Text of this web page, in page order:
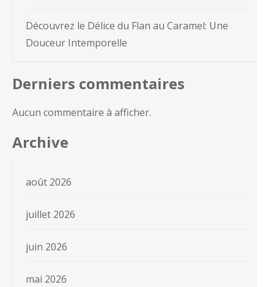
Découvrez le Délice du Flan au Caramel: Une
Douceur Intemporelle
Derniers commentaires
Aucun commentaire à afficher.
Archive
août 2026
juillet 2026
juin 2026
mai 2026